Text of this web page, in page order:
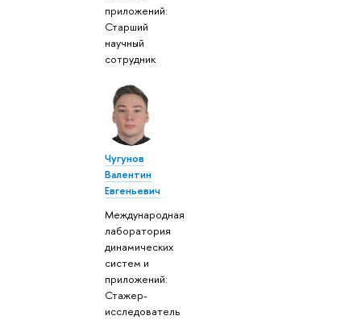
приложений:
Старший
научный
сотрудник
Чугунов
Валентин
Евгеньевич
Международная
лаборатория
динамических
систем и
приложений:
Стажер-
исследователь